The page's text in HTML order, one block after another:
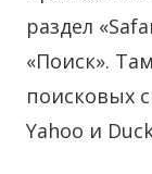
раздел
«Поиск».
поисковых
Yahoo и